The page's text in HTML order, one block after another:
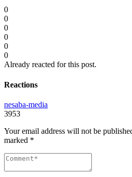
0
0
0
0
0
0
Already reacted for this post.
Reactions
nesaba-media
3953
Your email address will not be
marked *